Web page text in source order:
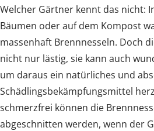
Welcher Gärtner kennt das nicht:
Bäumen oder auf dem Kompost
massenhaft Brennnesseln. Doch
nicht nur lästig, sie kann auch
um daraus ein natürliches und
Schädlingsbekämpfungsmittel
schmerzfrei können die
abgeschnitten werden, wenn der